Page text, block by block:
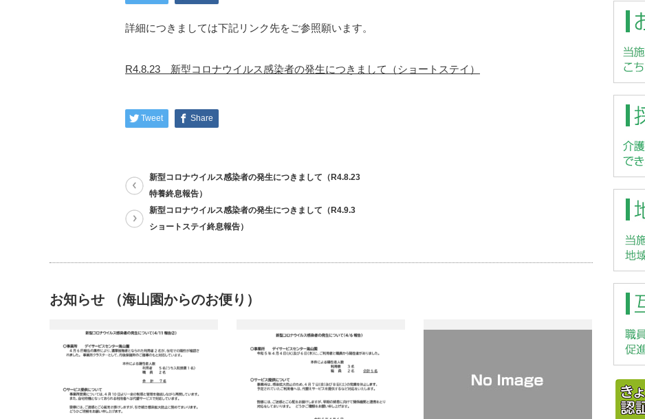
詳細につきましては下記リンク先をご参照願います。
R4.8.23 新型コロナウイルス感染者の発生につきまして（ショートステイ）
Tweet Share
新型コロナウイルス感染者の発生につきまして（R4.8.23
特養終息報告）
新型コロナウイルス感染者の発生につきまして（R4.9.3
ショートステイ終息報告）
お知らせ （海山園からのお便り）